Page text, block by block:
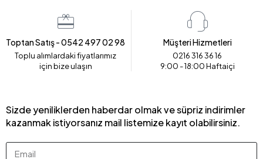
Toptan Satış - 0542 497 02 98
Toplu alımlardaki fiyatlarımız
için bize ulaşın
Müşteri Hizmetleri
0216 316 36 16
9:00 - 18:00 Haftaiçi
Sizde yeniliklerden haberdar olmak ve süpriz indirimler
kazanmak istiyorsanız mail listemize kayıt olabilirsiniz.